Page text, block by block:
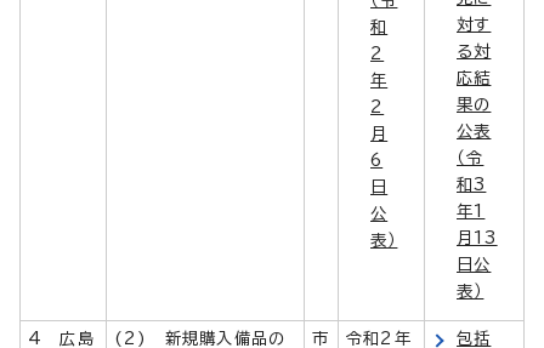
和
2
年
2
月
6
日
公
表）
対す
る対
応結
果の
公表
（令
和3
年1
月13
日公
表）
4 広島
(2) 新規購入備品の
市
令和2年
包括